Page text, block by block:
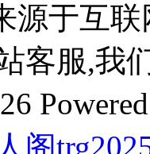
源于互
客服,我
阁